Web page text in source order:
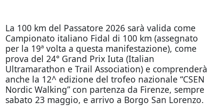
La 100 km del Passatore 2026 sarà valida come
Campionato italiano Fidal di 100 km (assegnato
per la 19ª volta a questa manifestazione), come
prova del 24° Grand Prix Iuta (Italian
Ultramarathon e Trail Association) e comprenderà
anche la 12^ edizione del trofeo nazionale “CSEN
Nordic Walking” con partenza da Firenze, sempre
sabato 23 maggio, e arrivo a Borgo San Lorenzo.